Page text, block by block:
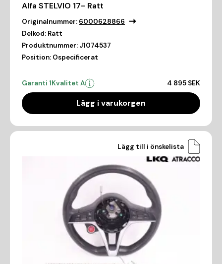
Alfa STELVIO 17- Ratt
Originalnummer: 6000628866
Delkod: Ratt
Produktnummer: J1074537
Position: Ospecificerat
Garanti 1Kvalitet A 4 895 SEK
Lägg i varukorgen
Lägg till i önskelista